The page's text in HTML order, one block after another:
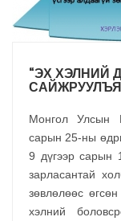
“ЭХ ХЭЛНИЙ
Монгол Улсын
сарын 25-ны
9 дүгээр сарын
зарласантай
зөвлөлөөс
хэлний